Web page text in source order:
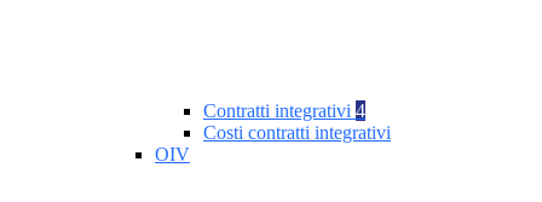
Contratti integrativi 4
Costi contratti integrativi
OIV